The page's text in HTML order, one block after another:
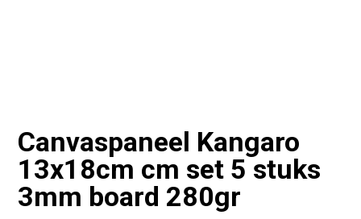
Canvaspaneel Kangaro
13x18cm cm set 5 stuks
3mm board 280gr